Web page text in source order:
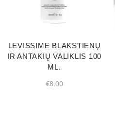
LEVISSIME BLAKSTIENŲ
IR ANTAKIŲ VALIKLIS 100
ML.
€8.00